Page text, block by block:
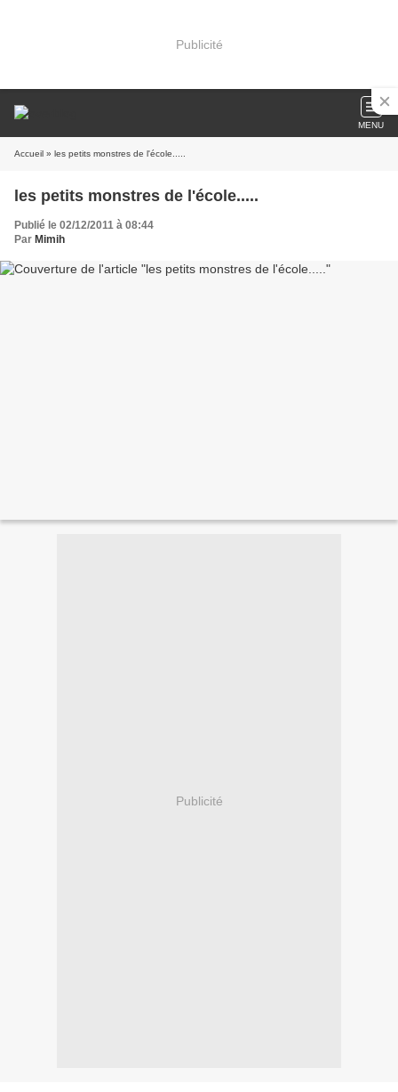
Publicité
MENU
Accueil » les petits monstres de l'école.....
les petits monstres de l'école.....
Publié le 02/12/2011 à 08:44
Par Mimih
Publicité